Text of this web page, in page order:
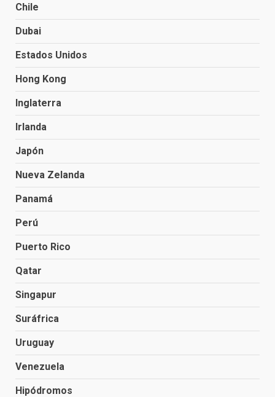
Chile
Dubai
Estados Unidos
Hong Kong
Inglaterra
Irlanda
Japón
Nueva Zelanda
Panamá
Perú
Puerto Rico
Qatar
Singapur
Suráfrica
Uruguay
Venezuela
Hipódromos